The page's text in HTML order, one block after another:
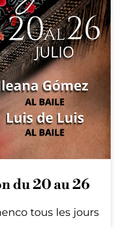
du 20 au 26
tous les jours